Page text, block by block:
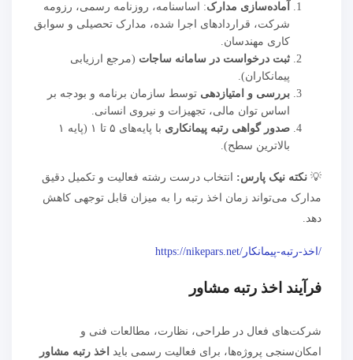
آماده‌سازی مدارک: اساسنامه، روزنامه رسمی، رزومه
شرکت، قراردادهای اجرا شده، مدارک تحصیلی و سوابق
کاری مهندسان.
ثبت درخواست در سامانه ساجات (مرجع ارزیابی
پیمانکاران).
بررسی و امتیازدهی توسط سازمان برنامه و بودجه بر
اساس توان مالی، تجهیزات و نیروی انسانی.
صدور گواهی رتبه پیمانکاری
با پایه‌های ۵ تا ۱ (پایه ۱
بالاترین سطح).
💡 نکته نیک پارس: انتخاب درست رشته فعالیت و تکمیل دقیق
مدارک می‌تواند زمان اخذ رتبه را به میزان قابل توجهی کاهش
دهد.
/اخذ-رتبه-پیمانکار/https://nikepars.net
فرآیند اخذ رتبه مشاور
شرکت‌های فعال در طراحی، نظارت، مطالعات فنی و
امکان‌سنجی پروژه‌ها، برای فعالیت رسمی باید اخذ رتبه مشاور